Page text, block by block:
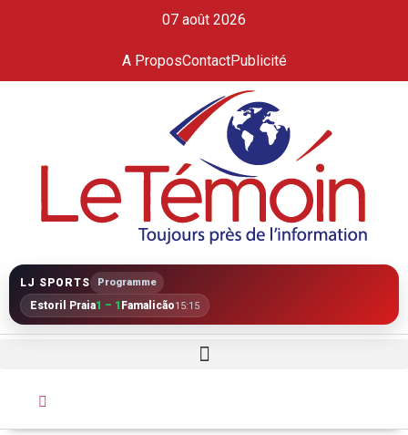
07 août 2026
A ProposContactPublicité
LJ SPORTS Programme
Estoril Praia1 – 1 Famalicão15:15